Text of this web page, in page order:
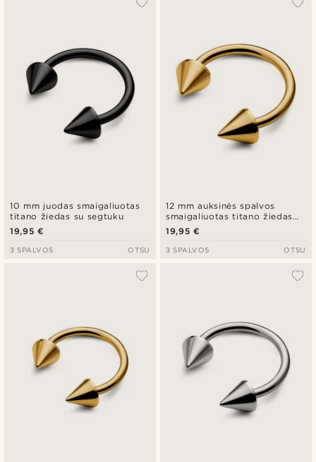
10 mm juodas smaigaliuotas
titano žiedas su segtuku
19,95 €
3 SPALVOS OTSU
12 mm auksinės spalvos
smaigaliuotas titano žiedas
su segtuku
19,95 €
3 SPALVOS OTSU